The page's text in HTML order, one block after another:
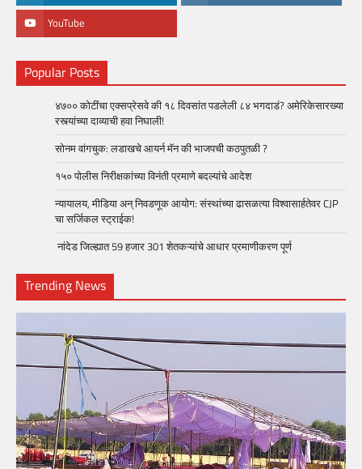
YouTube
Popular Posts
४७०० कोटींचा एक्सप्रेसवे की १८ दिवसांत पडलेली ८४ भगदाडं? अमेरिकेसारख्या
रस्त्यांच्या दाव्याची हवा निघाली!
सोनम वांगचुक: लडाखचे आयर्न मॅन की भाजपची कठपुतळी ?
१५० पोलीस निरीक्षकांच्या विनंती प्रमाणे बदल्यांचे आदेश
न्यायालय, मीडिया अन् निवडणूक आयोग: संस्थांच्या ढासळत्या विश्वासार्हतेवर CJP
चा सर्जिकल स्ट्राईक!
नांदेड जिल्ह्यात 59 हजार 301 शेतकऱ्यांचे आधार प्रमाणीकरण पूर्ण
Trending News